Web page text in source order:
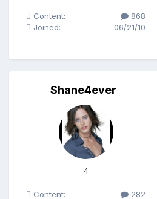
Content:
868
Joined:
06/21/10
Shane4ever
4
Content:
282